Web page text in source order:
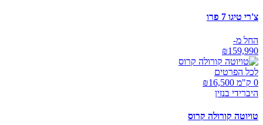
צ'רי טיגו 7 פרו
החל מ-
₪159,990
לכל הפרטים
0 ק"מ ₪
16,500
היברידי בנזין
טויוטה קורולה קרוס